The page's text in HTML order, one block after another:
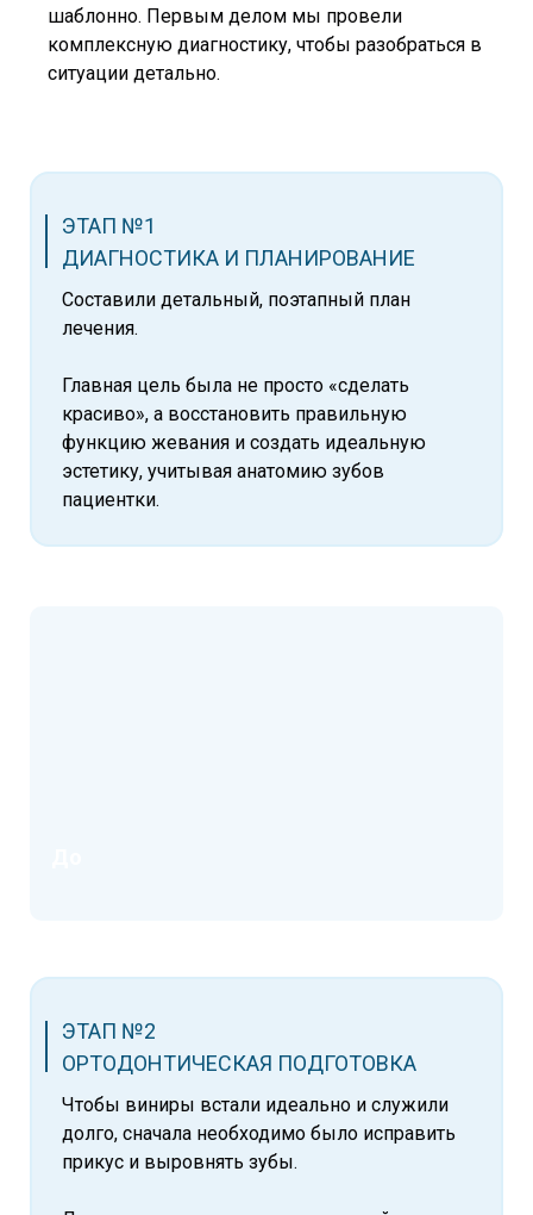
шаблонно. Первым делом мы провели
комплексную диагностику, чтобы разобраться в
ситуации детально.
ЭТАП №1
ДИАГНОСТИКА И ПЛАНИРОВАНИЕ
Составили детальный, поэтапный план
лечения.
Главная цель была не просто «сделать
красиво», а восстановить правильную
функцию жевания и создать идеальную
эстетику, учитывая анатомию зубов
пациентки.
ЭТАП №2
ОРТОДОНТИЧЕСКАЯ ПОДГОТОВКА
Чтобы виниры встали идеально и служили
долго, сначала необходимо было исправить
прикус и выровнять зубы.